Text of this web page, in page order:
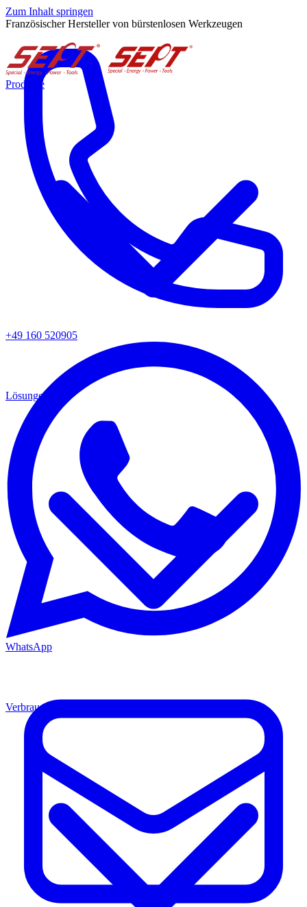
Zum Inhalt springen
Französischer Hersteller von bürstenlosen Werkzeugen
+49 160 520905
WhatsApp
Produkte
Lösungen
Verbrauchsmaterial